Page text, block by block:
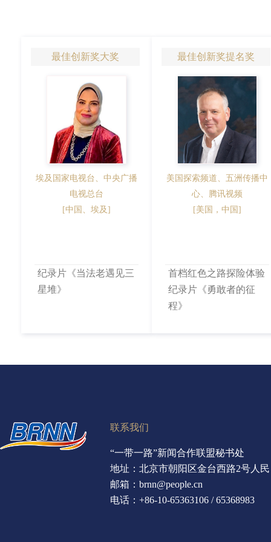
最佳创新奖大奖
埃及国家电视台、中央广播
电视总台
[中国、埃及]
纪录片《当法老遇见三
星堆》
最佳创新奖提名奖
美国探索频道、五洲传播中
心、腾讯视频
[美国，中国]
首档红色之路探险体验
纪录片《勇敢者的征
程》
联系我们
“一带一路”新闻合作联盟秘书处
地址：北京市朝阳区金台西路2号人
邮箱：brnn@people.cn
电话：+86-10-65363106 / 65368983